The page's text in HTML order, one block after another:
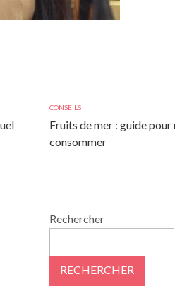
CONSEILS
Fruits de mer : guide pour
consommer
Rechercher
RECHERCHER